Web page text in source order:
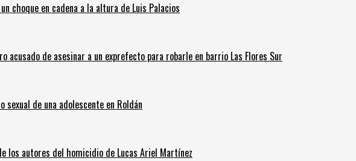
choque en cadena a la altura de Luis Palacios
acusado de asesinar a un exprefecto para robarle en barrio Las Flores Sur
sexual de una adolescente en Roldán
los autores del homicidio de Lucas Ariel Martínez